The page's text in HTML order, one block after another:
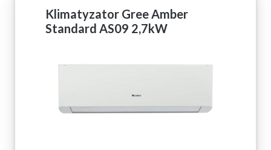
Klimatyzator Gree Amber
Standard AS09 2,7kW